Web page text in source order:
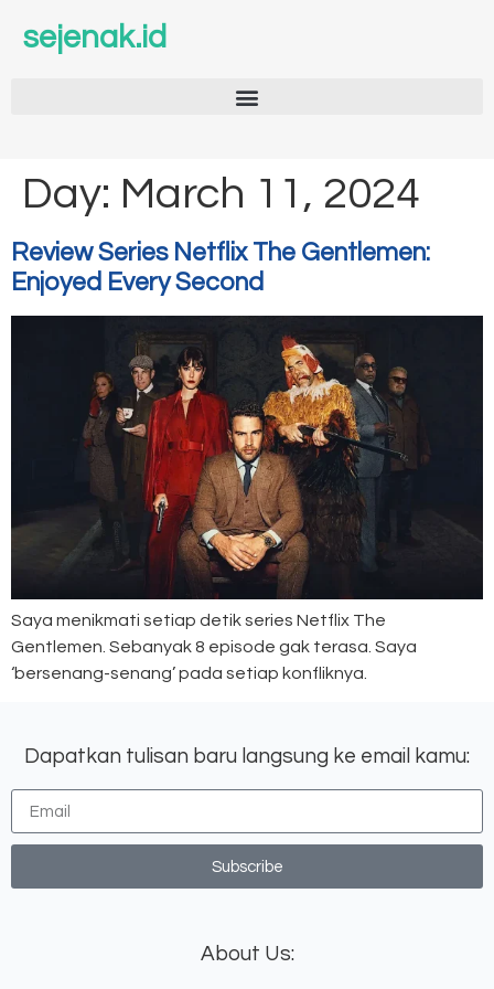
sejenak.id
Day: March 11, 2024
Review Series Netflix The Gentlemen:
Enjoyed Every Second
Saya menikmati setiap detik series Netflix The
Gentlemen. Sebanyak 8 episode gak terasa. Saya
‘bersenang-senang’ pada setiap konfliknya.
Dapatkan tulisan baru langsung ke email kamu:
Subscribe
About Us: